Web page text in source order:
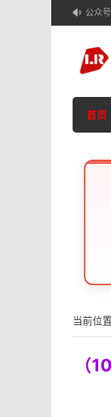
 公众
首页
当前位置
（